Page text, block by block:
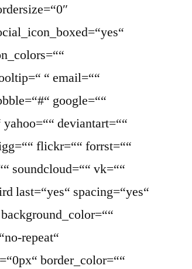
“ email=““
google=““
deviantart=““
flickr=““ forrst=““
soundcloud=““ vk=““
last=“yes“ spacing=“yes“
repeat“
border_color=““